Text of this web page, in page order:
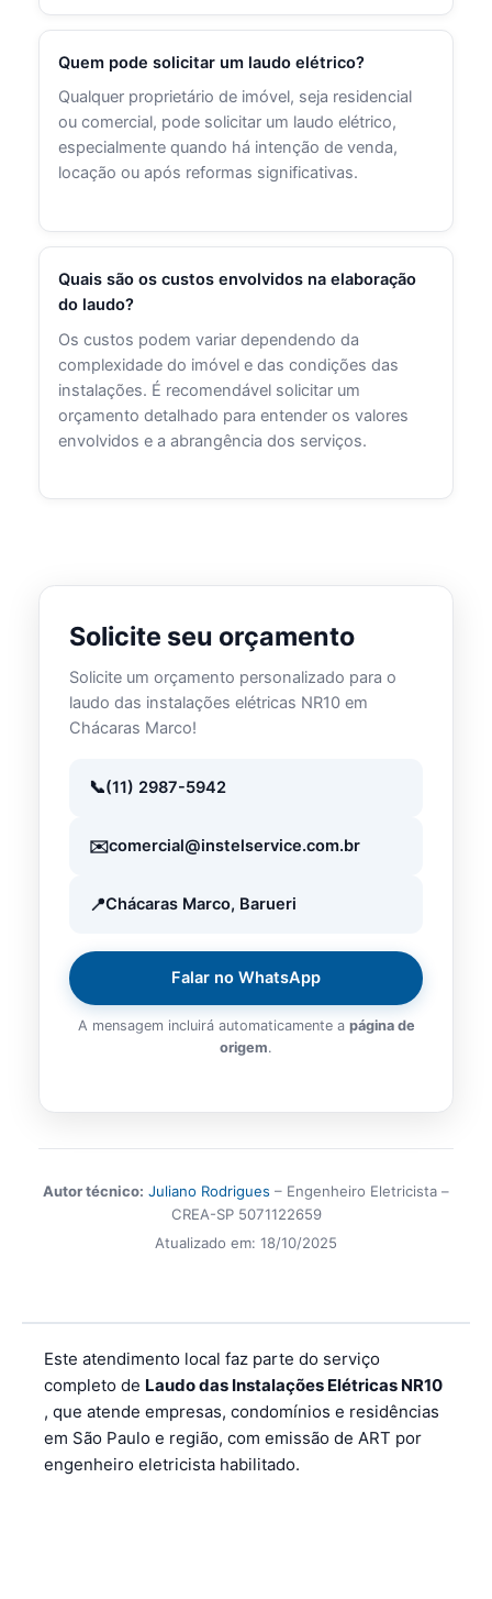
Quem pode solicitar um laudo elétrico?
Qualquer proprietário de imóvel, seja residencial
ou comercial, pode solicitar um laudo elétrico,
especialmente quando há intenção de venda,
locação ou após reformas significativas.
Quais são os custos envolvidos na elaboração
do laudo?
Os custos podem variar dependendo da
complexidade do imóvel e das condições das
instalações. É recomendável solicitar um
orçamento detalhado para entender os valores
envolvidos e a abrangência dos serviços.
Solicite seu orçamento
Solicite um orçamento personalizado para o
laudo das instalações elétricas NR10 em
Chácaras Marco!
(11) 2987-5942
comercial@instelservice.com.br
Chácaras Marco, Barueri
Falar no WhatsApp
A mensagem incluirá automaticamente a página de
origem.
Autor técnico: Juliano Rodrigues – Engenheiro Eletricista –
CREA-SP 5071122659
Atualizado em: 18/10/2025
Este atendimento local faz parte do serviço
completo de Laudo das Instalações Elétricas NR10
, que atende empresas, condomínios e residências
em São Paulo e região, com emissão de ART por
engenheiro eletricista habilitado.